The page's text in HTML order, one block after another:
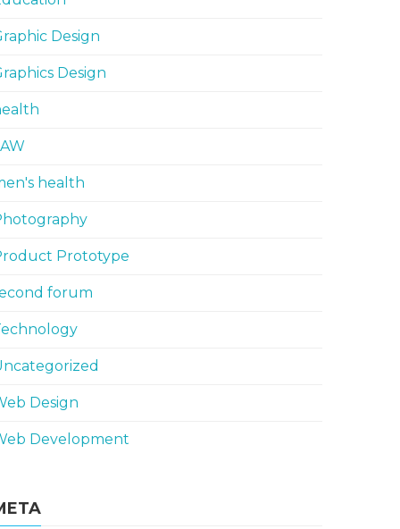
Design
Design
health
Prototype
forum
Design
Development